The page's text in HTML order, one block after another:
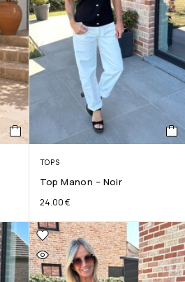
TOPS
Top Manon – Noir
24.00€